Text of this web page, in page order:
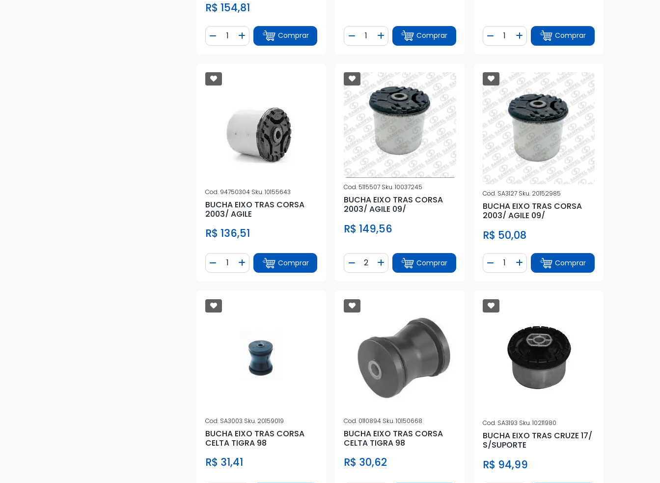
R$ 154,81
Diminuir Quantidade
Quantidade
Adicionar Quantidade
Comprar Diminuir Quantidade
Quantidade
Adicionar Quantidade
Comprar Diminuir Quantidade
Quantidade
Adicionar Quantidade
Comprar
Cod. 94750304 Sku.10155643
BUCHA EIXO TRAS CORSA
2003/ AGILE
R$ 136,51
Diminuir Quantidade
Quantidade
Adicionar Quantidade
Comprar
Cod. 5115507 Sku.10037245
BUCHA EIXO TRAS CORSA
2003/ AGILE 09/
R$ 149,56
Diminuir Quantidade
Quantidade
Adicionar Quantidade
Comprar
Cod.SA3127 Sku.20152985
BUCHA EIXO TRAS CORSA
2003/ AGILE 09/
R$ 50,08
Diminuir Quantidade
Quantidade
Adicionar Quantidade
Comprar
Cod. SA3003 Sku. 20159019
BUCHA EIXO TRAS CORSA
CELTA TIGRA 98
R$ 31,41
Cod. 0110894 Sku.10150668
BUCHA EIXO TRAS CORSA
CELTA TIGRA 98
R$ 30,62
Cod.SA3193 Sku.10211980
BUCHA EIXO TRAS CRUZE 17/
S/SUPORTE
R$ 94,99